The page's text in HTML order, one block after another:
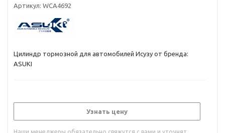
Артикул: WCA4692
Цилиндр тормозной для автомобилей Исузу от бренда:
ASUKI
Узнать цену